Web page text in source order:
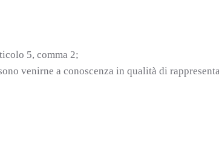
5, comma 2;
venirne a conoscenza in qualità di